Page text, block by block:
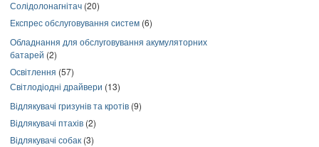
Солідолонагнітач (20)
Експрес обслуговування систем (6)
Обладнання для обслуговування акумуляторних
батарей (2)
Освітлення (57)
Світлодіодні драйвери (13)
Відлякувачі гризунів та кротів (9)
Відлякувачі птахів (2)
Відлякувачі собак (3)